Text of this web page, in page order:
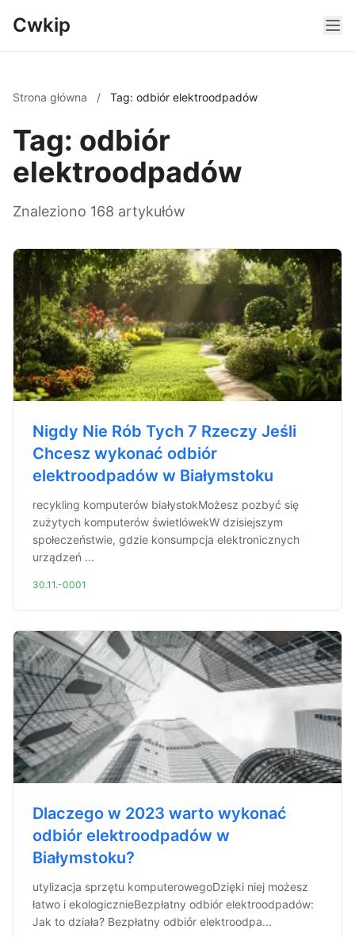
Cwkip
Strona główna / Tag: odbiór elektroodpadów
Tag: odbiór
elektroodpadów
Znaleziono 168 artykułów
Nigdy Nie Rób Tych 7 Rzeczy Jeśli
Chcesz wykonać odbiór
elektroodpadów w Białymstoku
recykling komputerów białystokMożesz pozbyć się
zużytych komputerów świetlówekW dzisiejszym
społeczeństwie, gdzie konsumpcja elektronicznych
urządzeń ...
30.11.-0001
Dlaczego w 2023 warto wykonać
odbiór elektroodpadów w
Białymstoku?
utylizacja sprzętu komputerowegoDzięki niej możesz
łatwo i ekologicznieBezpłatny odbiór elektroodpadów:
Jak to działa? Bezpłatny odbiór elektroodpa...